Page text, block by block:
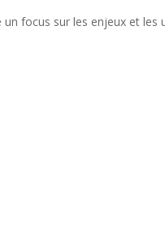
un focus sur les enjeux et